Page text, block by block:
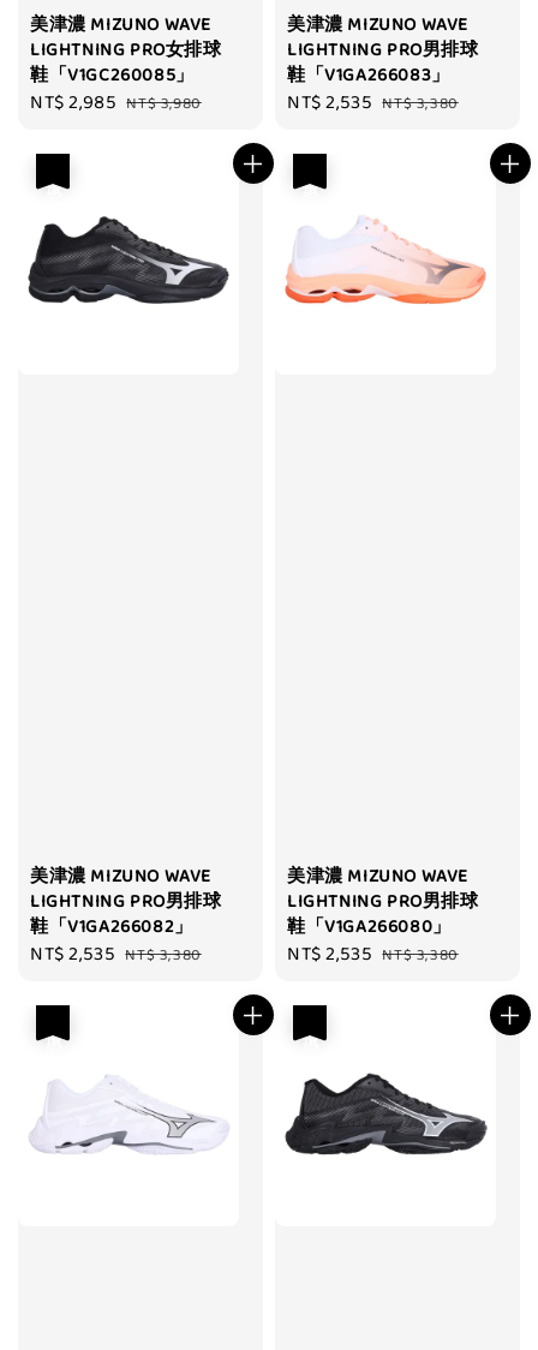
美津濃 MIZUNO WAVE
LIGHTNING PRO女排球
鞋「V1GC260085」
Sale
NT$ 2,985 Regular
NT$ 3,980
美津濃 MIZUNO WAVE
LIGHTNING PRO男排球
鞋「V1GA266083」
Sale
NT$ 2,535 Regular
NT$ 3,380
美津濃 MIZUNO WAVE
LIGHTNING PRO男排球
鞋「V1GA266082」
Sale
NT$ 2,535 Regular
NT$ 3,380
美津濃 MIZUNO WAVE
LIGHTNING PRO男排球
鞋「V1GA266080」
Sale
NT$ 2,535 Regular
NT$ 3,380